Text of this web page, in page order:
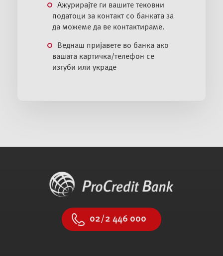
Ажурирајте ги вашите тековни
податоци за контакт со банката за
да можеме да ве контактираме.
Веднаш пријавете во банка ако
вашата картичка/телефон се
изгуби или украде
02/2 446 000